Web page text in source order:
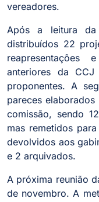
vereadores.
Após a leitura
distribuídos 22
reapresentações
anteriores da
proponentes. A
pareces
comissão, sendo
mas remetidos
devolvidos aos
e 2 arquivados.
A próxima reunião
de novembro. A